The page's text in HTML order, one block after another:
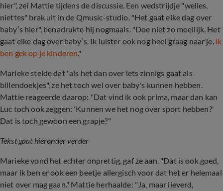
hier", zei Mattie tijdens de discussie. Een wedstrijdje "welles,
niettes" brak uit in de Qmusic-studio. "Het gaat elke dag over
baby’s hier", benadrukte hij nogmaals. "Doe niet zo moeilijk. Het
gaat elke dag over baby’s. Ik luister ook nog heel graag naar je, ik
ben gek op je kinderen."
Marieke stelde dat "als het dan over iets zinnigs gaat als
billendoekjes", ze het toch wel over baby's kunnen hebben.
Mattie reageerde daarop: "Dat vind ik ook prima, maar dan kan
Luc toch ook zeggen: 'Kunnen we het nog over sport hebben?'
Dat is toch gewoon een grapje?"
Tekst gaat hieronder verder
Marieke vond het echter onprettig, gaf ze aan. "Dat is ook goed,
maar ik ben er ook een beetje allergisch voor dat het er helemaal
niet over mag gaan." Mattie herhaalde: "Ja, maar lieverd,